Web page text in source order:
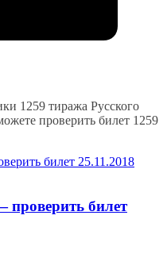
1259 тиража Русского
проверить билет 1259
проверить билет